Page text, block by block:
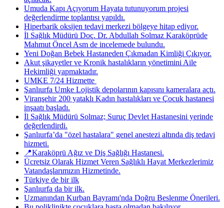
Umuda Kapı Açıyorum Hayata tutunuyorum projesi
değerlendirme toplantısı yapıldı.
Hiperbarik oksijen tedavi merkezi bölgeye hitap ediyor.
İl Sağlık Müdürü Doç. Dr. Abdullah Solmaz Karaköprüde
Mahmut Öncel Asm de incelemede bulundu.
Yeni Doğan Bebek Hastaneden Çıkmadan Kimliği Çıkıyor.
Akut şikayetler ve Kronik hastalıkların yönetimini Aile
Hekimliği yapmaktadır.
UMKE 7/24 Hizmette ​
Şanlıurfa Umke Lojistik depolarının kapısını kameralara açtı.
Viranşehir 200 yataklı Kadın hastalıkları ve Çocuk hastanesi
inşaatı başladı.
İl Sağlık Müdürü Solmaz; Suruç Devlet Hastanesini yerinde
değerlendirdi.
Şanlıurfa’da "özel hastalara" genel anestezi altında diş tedavi
hizmeti.
📍Karaköprü Ağız ve Diş Sağlığı Hastanesi.
Ücretsiz Olarak Hizmet Veren Sağlıklı Hayat Merkezlerimiz
Vatandaşlarımızın Hizmetinde.
Türkiye de bir ilk
Şanlıurfa da bir ilk.
Uzmanından Kurban Bayramı'nda Doğru Beslenme Önerileri.